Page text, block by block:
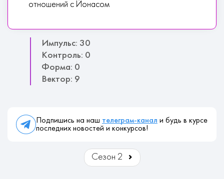
отношений с Йонасом
Импульс: 30
Контроль: 0
Форма: 0
Вектор: 9
Подпишись на наш телеграм-канал и будь в курсе
последних новостей и конкурсов!
Сезон 2